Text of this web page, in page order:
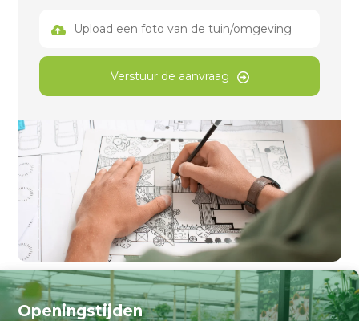
Upload een foto van de tuin/omgeving
Verstuur de aanvraag
Openingstijden